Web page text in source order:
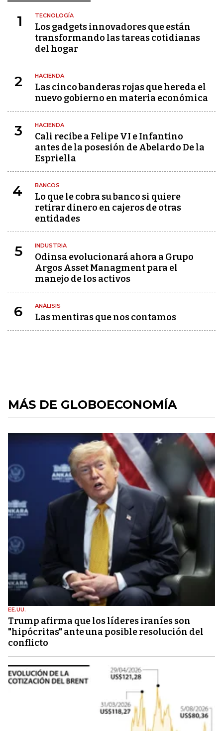
1 TECNOLOGÍA
Los gadgets innovadores que están
transformando las tareas cotidianas
del hogar
2 HACIENDA
Las cinco banderas rojas que hereda el
nuevo gobierno en materia económica
3 HACIENDA
Cali recibe a Felipe VI e Infantino
antes de la posesión de Abelardo De la
Espriella
4 BANCOS
Lo que le cobra su banco si quiere
retirar dinero en cajeros de otras
entidades
5 INDUSTRIA
Odinsa evolucionará ahora a Grupo
Argos Asset Managment para el
manejo de los activos
6 ANÁLISIS
Las mentiras que nos contamos
MÁS DE GLOBOECONOMÍA
EE.UU.
Trump afirma que los líderes iraníes son
"hipócritas" ante una posible resolución del
conflicto